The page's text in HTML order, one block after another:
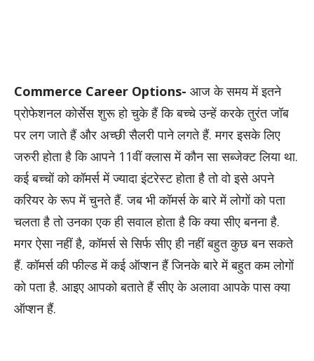
Commerce Career Options- आज के समय में इतने
प्रोफेशनल कोर्सेस शुरू हो चुके हैं कि बच्चे उन्हें करके तुरंत जॉब
पर लग जाते हैं और अच्छी सैलरी पाने लगते हैं. मगर इसके लिए
जरुरी होता है कि आपने 11वीं क्लास में कौन सा सब्जेक्ट लिया था.
कई बच्चों को कॉमर्स में ज्यादा इंटरेस्ट होता है तो वो इसे अपने
करियर के रूप में चुनते हैं. जब भी कॉमर्स के बारे में लोगों को पता
चलता है तो उनका एक ही सवाल होता है कि क्या सीए बनना है.
मगर ऐसा नहीं है, कॉमर्स से सिर्फ सीए ही नहीं बहुत कुछ बन सकते
हैं. कॉमर्स की फील्ड में कई ऑप्शन हैं जिनके बारे में बहुत कम लोगों
को पता है. आइए आपको बताते हैं सीए के अलावा आपके पास क्या
ऑप्शन हैं.